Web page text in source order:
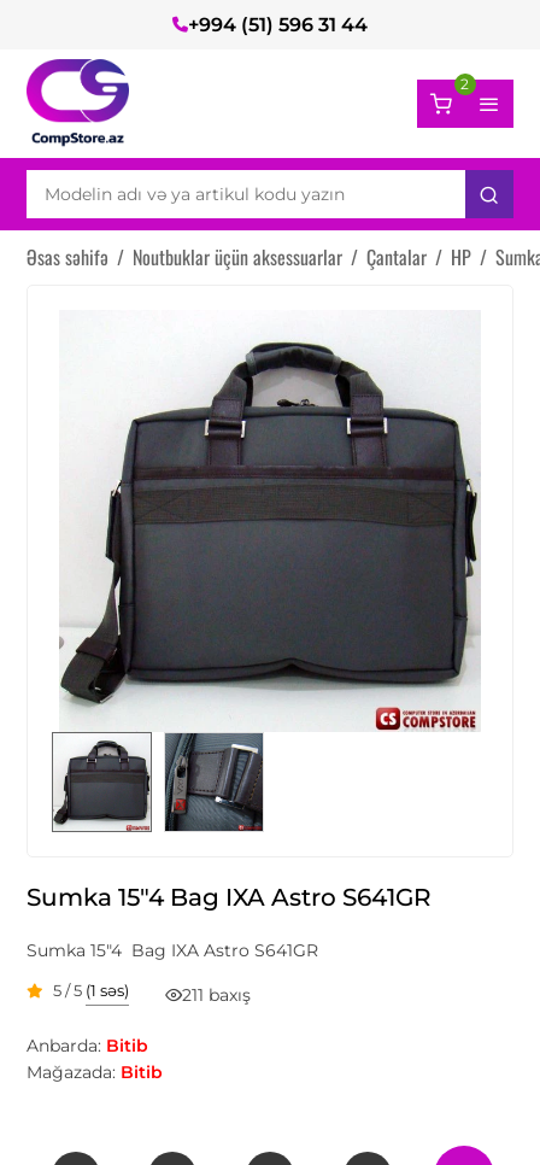
+994 (51) 596 31 44
2
Əsas səhifə / Noutbuklar üçün aksessuarlar / Çantalar / HP /
Sumka 15"4 Bag IXA Astro S641GR
Sumka 15"4 Bag IXA Astro S641GR
5 / 5 (1 səs) 211 baxış
Anbarda: Bitib
Mağazada: Bitib